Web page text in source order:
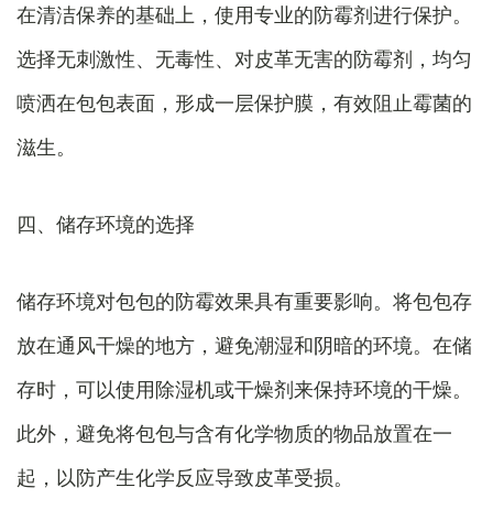
在清洁保养的基础上，使用专业的防霉剂进行保护。
选择无刺激性、无毒性、对皮革无害的防霉剂，均匀
喷洒在包包表面，形成一层保护膜，有效阻止霉菌的
滋生。
四、储存环境的选择
储存环境对包包的防霉效果具有重要影响。将包包存
放在通风干燥的地方，避免潮湿和阴暗的环境。在储
存时，可以使用除湿机或干燥剂来保持环境的干燥。
此外，避免将包包与含有化学物质的物品放置在一
起，以防产生化学反应导致皮革受损。